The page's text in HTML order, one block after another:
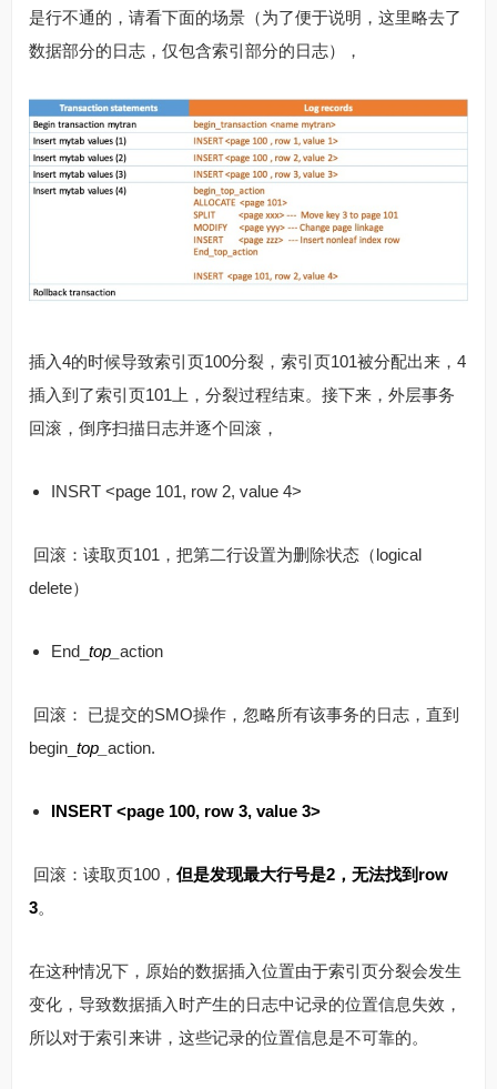
是行不通的，请看下面的场景（为了便于说明，这里略去了
数据部分的日志，仅包含索引部分的日志），
插入4的时候导致索引页100分裂，索引页101被分配出来，4
插入到了索引页101上，分裂过程结束。接下来，外层事务
回滚，倒序扫描日志并逐个回滚，
INSRT <page 101, row 2, value 4>
​ 回滚：读取页101，把第二行设置为删除状态（logical
delete）
End_ top_ action
​ 回滚： 已提交的SMO操作，忽略所有该事务的日志，直到
begin_ top_ action.
INSERT <page 100, row 3, value 3>
​ 回滚：读取页100， 但是发现最大行号是2，无法找到row
3。
在这种情况下，原始的数据插入位置由于索引页分裂会发生
变化，导致数据插入时产生的日志中记录的位置信息失效，
所以对于索引来讲，这些记录的位置信息是不可靠的。